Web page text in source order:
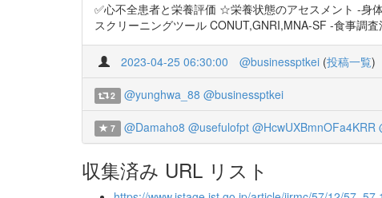
✅心不全患者と栄養評価 ☆栄養状態のアセスメント -身
スクリーニングツール CONUT,GNRI,MNA-SF -食事調
2023-04-25 06:30:00 @businessptkei (投稿一覧)
2 @yunghwa_88 @businessptkei
7 @Damaho8 @usefulofpt @HcwUXBmnOFa4KRR
収集済み URL リスト